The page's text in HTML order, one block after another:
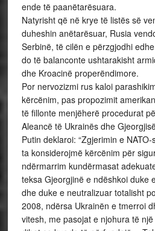
ende të paanëtarësuara.
Natyrisht që në krye të listës së
duheshin anëtarësuar, Rusia
Serbinë, të cilën e përzgjodhi
do të balanconte ushtarakisht
dhe Kroacinë properëndimore.
Por nervozizmi rus kaloi
kërcënim, pas propozimit
të fillonte menjëherë procedurat
Aleancë të Ukrainës dhe
Putin deklaroi: “Zgjerimin e
ta konsiderojmë kërcënim për
ndërmarrim kundërmasat
teksa Gjeorgjinë e ndëshkoi duke
dhe duke e neutralizuar totalisht
2008, ndërsa Ukrainën e tmerroi
vitesh, me pasojat e njohura të